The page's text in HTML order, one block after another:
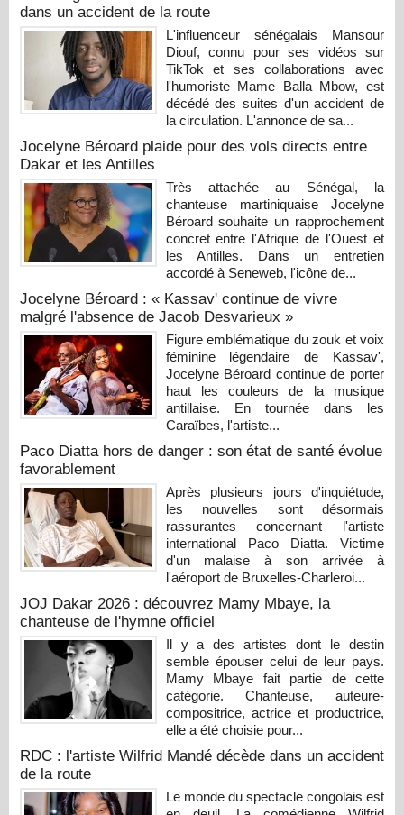
dans un accident de la route
L'influenceur sénégalais Mansour
Diouf, connu pour ses vidéos sur
TikTok et ses collaborations avec
l'humoriste Mame Balla Mbow, est
décédé des suites d'un accident de
la circulation. L'annonce de sa...
Jocelyne Béroard plaide pour des vols directs entre
Dakar et les Antilles
Très attachée au Sénégal, la
chanteuse martiniquaise Jocelyne
Béroard souhaite un rapprochement
concret entre l'Afrique de l'Ouest et
les Antilles. Dans un entretien
accordé à Seneweb, l'icône de...
Jocelyne Béroard : « Kassav' continue de vivre
malgré l'absence de Jacob Desvarieux »
Figure emblématique du zouk et voix
féminine légendaire de Kassav',
Jocelyne Béroard continue de porter
haut les couleurs de la musique
antillaise. En tournée dans les
Caraïbes, l'artiste...
Paco Diatta hors de danger : son état de santé évolue
favorablement
Après plusieurs jours d'inquiétude,
les nouvelles sont désormais
rassurantes concernant l'artiste
international Paco Diatta. Victime
d'un malaise à son arrivée à
l'aéroport de Bruxelles-Charleroi...
JOJ Dakar 2026 : découvrez Mamy Mbaye, la
chanteuse de l'hymne officiel
Il y a des artistes dont le destin
semble épouser celui de leur pays.
Mamy Mbaye fait partie de cette
catégorie. Chanteuse, auteure-
compositrice, actrice et productrice,
elle a été choisie pour...
RDC : l'artiste Wilfrid Mandé décède dans un accident
de la route
Le monde du spectacle congolais est